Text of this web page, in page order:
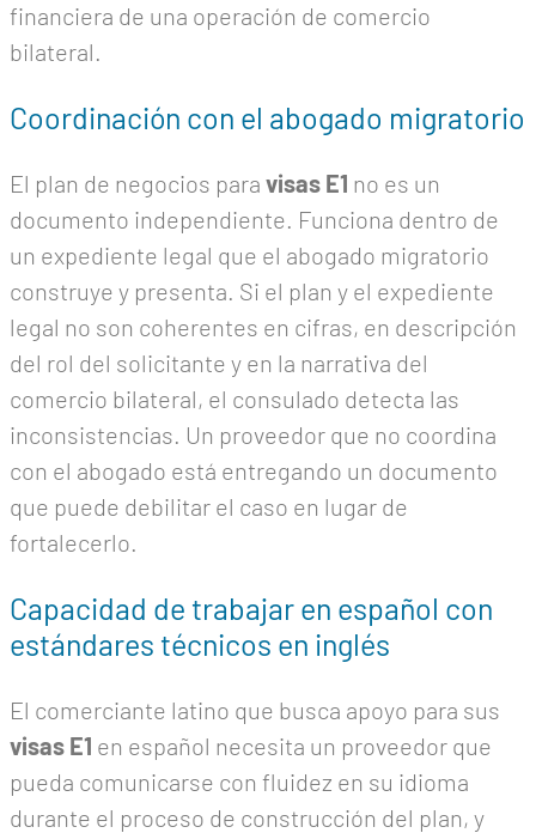
financiera de una operación de comercio
bilateral.
Coordinación con el abogado migratorio
El plan de negocios para visas E1 no es un
documento independiente. Funciona dentro de
un expediente legal que el abogado migratorio
construye y presenta. Si el plan y el expediente
legal no son coherentes en cifras, en descripción
del rol del solicitante y en la narrativa del
comercio bilateral, el consulado detecta las
inconsistencias. Un proveedor que no coordina
con el abogado está entregando un documento
que puede debilitar el caso en lugar de
fortalecerlo.
Capacidad de trabajar en español con
estándares técnicos en inglés
El comerciante latino que busca apoyo para sus
visas E1 en español necesita un proveedor que
pueda comunicarse con fluidez en su idioma
durante el proceso de construcción del plan, y